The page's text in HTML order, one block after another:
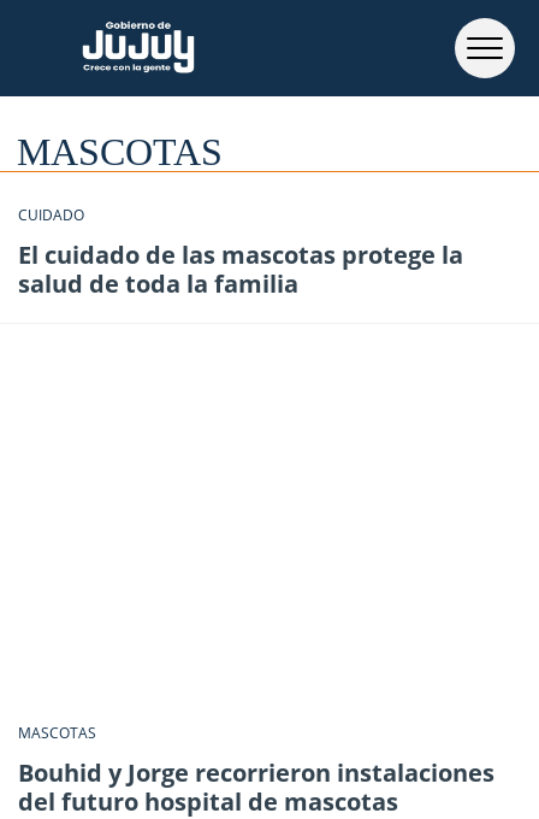
MASCOTAS
CUIDADO
El cuidado de las mascotas protege la
salud de toda la familia
MASCOTAS
Bouhid y Jorge recorrieron instalaciones
del futuro hospital de mascotas